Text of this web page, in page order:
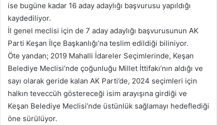
ise bugüne kadar 16 aday adaylığı başvurusu yapıldığı
kaydediliyor.
İl genel meclisi için de 7 aday adaylığı başvurusunun AK
Parti Keşan İlçe Başkanlığı’na teslim edildiği biliniyor.
Öte yandan; 2019 Mahalli İdareler Seçimlerinde, Keşan
Belediye Meclisi’nde çoğunluğu Millet İttifakı’nın aldığı ve
sayı olarak geride kalan AK Parti’de, 2024 seçimleri için
halkın teveccüh göstereceği isim arayışına girdiği ve
Keşan Belediye Meclisi’nde üstünlük sağlamayı hedeflediği
öne sürülüyor.